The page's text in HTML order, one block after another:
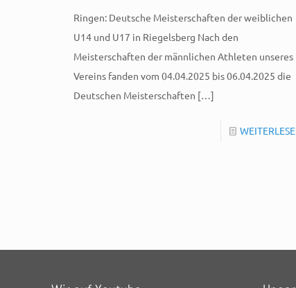
Ringen: Deutsche Meisterschaften der weiblichen
U14 und U17 in Riegelsberg Nach den
Meisterschaften der männlichen Athleten unseres
Vereins fanden vom 04.04.2025 bis 06.04.2025 die
Deutschen Meisterschaften […]